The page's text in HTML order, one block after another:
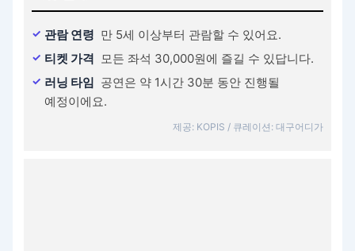
관람 연령 만 5세 이상부터 관람할 수 있어요.
티켓 가격 모든 좌석 30,000원에 즐길 수 있답니다.
러닝 타임 공연은 약 1시간 30분 동안 진행될
예정이에요.
제공: KOPIS / 큐레이션: 대구어디가